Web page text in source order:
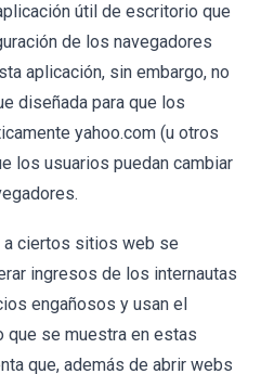
útil de escritorio que
de los navegadores
aplicación, sin embargo, no
diseñada para que los
yahoo.com (u otros
los usuarios puedan cambiar
ciertos sitios web se
ingresos de los internautas
engañosos y usan el
se muestra en estas
que, además de abrir webs